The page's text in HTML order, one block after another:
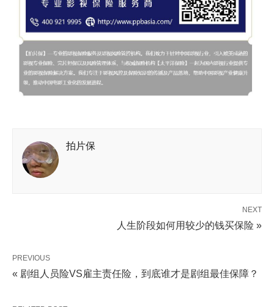
拍片保
NEXT
人生阶段如何用较少的钱买保险 »
PREVIOUS
« 剧组人员险VS雇主责任险，到底谁才是剧组最佳保障？